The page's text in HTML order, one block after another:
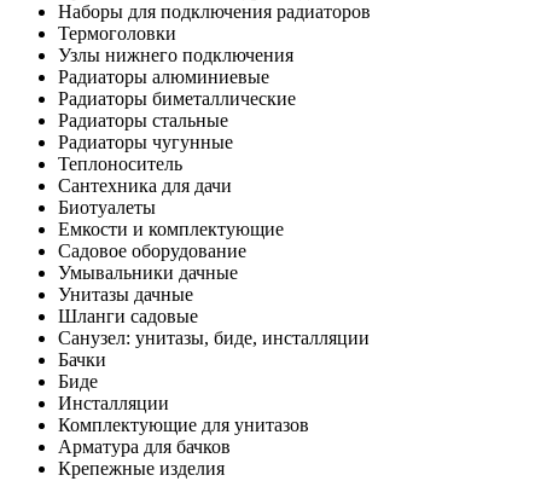
Наборы для подключения радиаторов
Термоголовки
Узлы нижнего подключения
Радиаторы алюминиевые
Радиаторы биметаллические
Радиаторы стальные
Радиаторы чугунные
Теплоноситель
Сантехника для дачи
Биотуалеты
Емкости и комплектующие
Садовое оборудование
Умывальники дачные
Унитазы дачные
Шланги садовые
Санузел: унитазы, биде, инсталляции
Бачки
Биде
Инсталляции
Комплектующие для унитазов
Арматура для бачков
Крепежные изделия